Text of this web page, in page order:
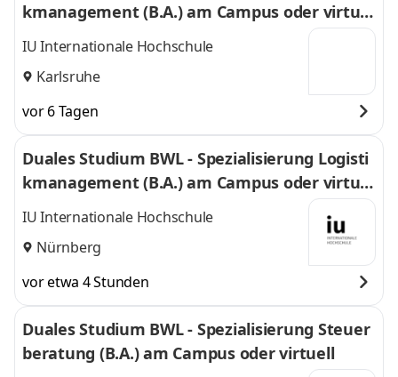
kmanagement (B.A.) am Campus oder virtuel
l
IU Internationale Hochschule
Karlsruhe
vor 6 Tagen
Duales Studium BWL - Spezialisierung Logisti
kmanagement (B.A.) am Campus oder virtuel
l
IU Internationale Hochschule
Nürnberg
vor etwa 4 Stunden
Duales Studium BWL - Spezialisierung Steuer
beratung (B.A.) am Campus oder virtuell